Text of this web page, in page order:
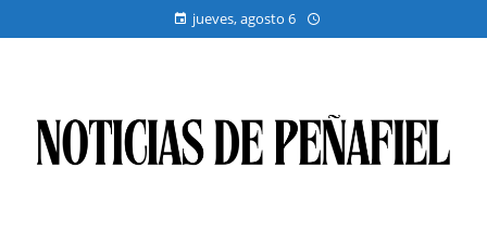
jueves, agosto 6